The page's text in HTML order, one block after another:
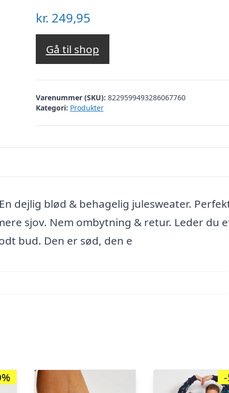
kr. 249,95
Gå til shop
Varenummer (SKU): 8229599493286067760
Kategori: Produkter
dejlig blød & behagelig julesweater.
sjov. Nem ombytning & retur. Leder du
bud. Den er sød, den e